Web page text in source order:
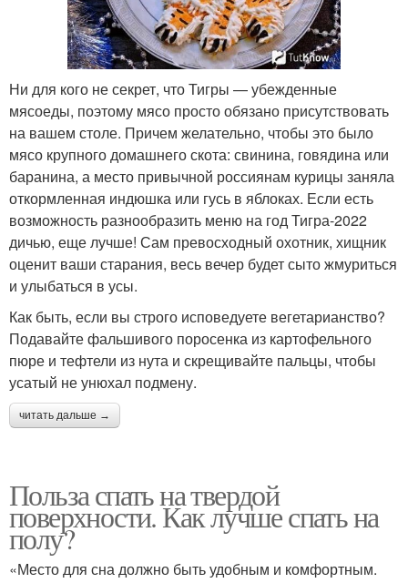
Ни для кого не секрет, что Тигры — убежденные
мясоеды, поэтому мясо просто обязано присутствовать
на вашем столе. Причем желательно, чтобы это было
мясо крупного домашнего скота: свинина, говядина или
баранина, а место привычной россиянам курицы заняла
откормленная индюшка или гусь в яблоках. Если есть
возможность разнообразить меню на год Тигра-2022
дичью, еще лучше! Сам превосходный охотник, хищник
оценит ваши старания, весь вечер будет сыто жмуриться
и улыбаться в усы.
Как быть, если вы строго исповедуете вегетарианство?
Подавайте фальшивого поросенка из картофельного
пюре и тефтели из нута и скрещивайте пальцы, чтобы
усатый не унюхал подмену.
читать дальше →
Польза спать на твердой
поверхности. Как лучше спать на
полу?
«Место для сна должно быть удобным и комфортным.